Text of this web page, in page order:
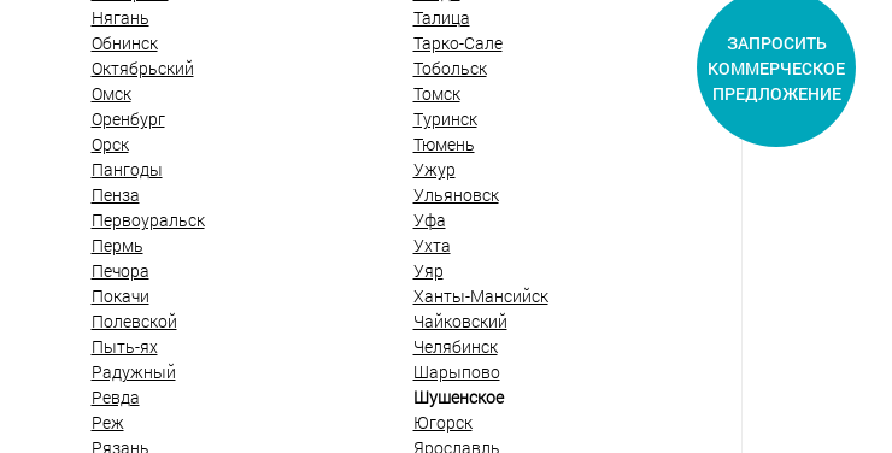
Нягань
Обнинск
Октябрьский
Омск
Оренбург
Орск
Пангоды
Пенза
Первоуральск
Пермь
Печора
Покачи
Полевской
Пыть-ях
Радужный
Ревда
Реж
Рязань
Талица
Тарко-Сале
Тобольск
Томск
Туринск
Тюмень
Ужур
Ульяновск
Уфа
Ухта
Уяр
Ханты-Мансийск
Чайковский
Челябинск
Шарыпово
Шушенское
Югорск
Ярославль
ЗАПРОСИТЬ
КОММЕРЧЕСКОЕ
ПРЕДЛОЖЕНИЕ